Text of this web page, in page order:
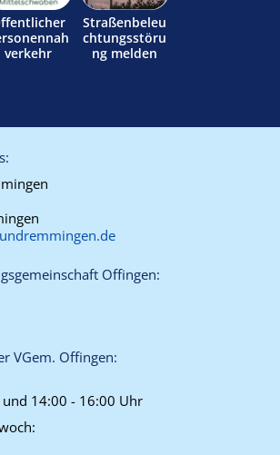
verkehr
Straßenbeleu
chtungsstöru
ng melden
Offingen:
VGem. Offingen:
14:00 - 16:00 Uhr